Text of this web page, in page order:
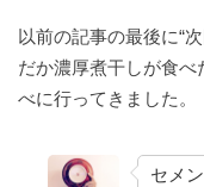
以前の記事の最後に“
だか濃厚煮干しが食
べに行ってきました。
セメ